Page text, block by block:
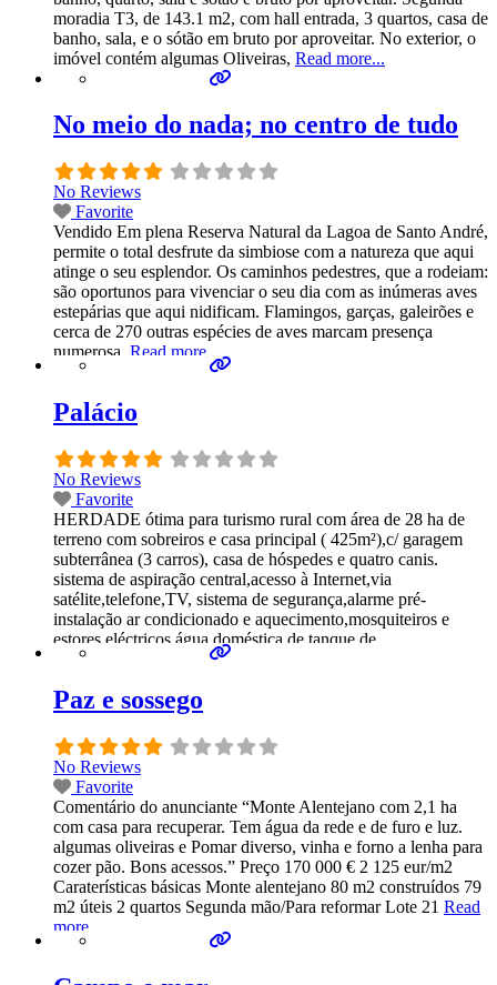
moradia T3, de 143.1 m2, com hall entrada, 3 quartos, casa de
banho, sala, e o sótão em bruto por aproveitar. No exterior, o
imóvel contém algumas Oliveiras, Read more...
No meio do nada; no centro de tudo
No Reviews
Favorite
Vendido Em plena Reserva Natural da Lagoa de Santo André,
permite o total desfrute da simbiose com a natureza que aqui
atinge o seu esplendor. Os caminhos pedestres, que a rodeiam:
são oportunos para vivenciar o seu dia com as inúmeras aves
estepárias que aqui nidificam. Flamingos, garças, galeirões e
cerca de 270 outras espécies de aves marcam presença
numerosa. Read more...
Palácio
No Reviews
Favorite
HERDADE ótima para turismo rural com área de 28 ha de
terreno com sobreiros e casa principal ( 425m²),c/ garagem
subterrânea (3 carros), casa de hóspedes e quatro canis.
sistema de aspiração central,acesso à Internet,via
satélite,telefone,TV, sistema de segurança,alarme pré-
instalação ar condicionado e aquecimento,mosquiteiros e
estores eléctricos,água doméstica de tanque de
armazenamento alimentado a partir de um poço, com sistema
Paz e sossego
No Reviews
Favorite
Comentário do anunciante “Monte Alentejano com 2,1 ha
com casa para recuperar. Tem água da rede e de furo e luz.
algumas oliveiras e Pomar diverso, vinha e forno a lenha para
cozer pão. Bons acessos.” Preço 170 000 € 2 125 eur/m2
Caraterísticas básicas Monte alentejano 80 m2 construídos 79
m2 úteis 2 quartos Segunda mão/Para reformar Lote 21 Read
more...